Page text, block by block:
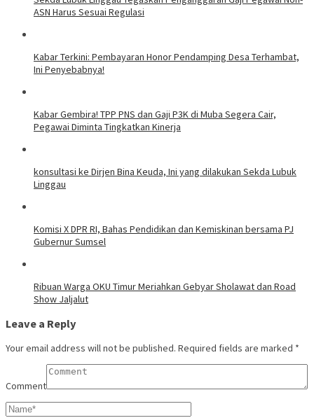
ASN Harus Sesuai Regulasi
Kabar Terkini: Pembayaran Honor Pendamping Desa Terhambat,
Ini Penyebabnya!
Kabar Gembira! TPP PNS dan Gaji P3K di Muba Segera Cair,
Pegawai Diminta Tingkatkan Kinerja
konsultasi ke Dirjen Bina Keuda, Ini yang dilakukan Sekda Lubuk
Linggau
Komisi X DPR RI, Bahas Pendidikan dan Kemiskinan bersama PJ
Gubernur Sumsel
Ribuan Warga OKU Timur Meriahkan Gebyar Sholawat dan Road
Show Jaljalut
Leave a Reply
Your email address will not be published. Required fields are marked *
Comment